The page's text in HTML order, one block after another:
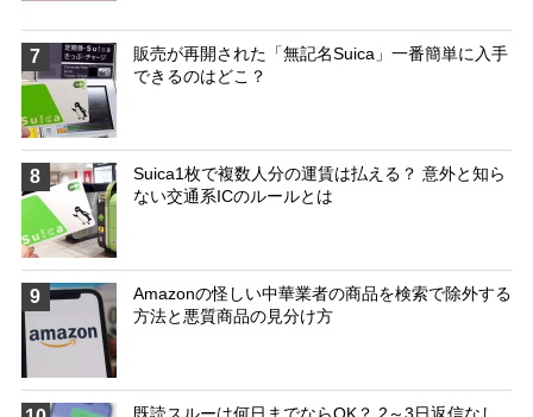
7
販売が再開された「無記名Suica」一番簡単に入手
できるのはどこ？
8
Suica1枚で複数人分の運賃は払える？ 意外と知ら
ない交通系ICのルールとは
9
Amazonの怪しい中華業者の商品を検索で除外する
方法と悪質商品の見分け方